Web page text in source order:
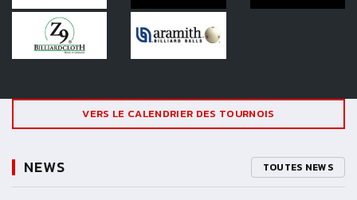
VERS LE CALENDRIER DES TOURNOIS
NEWS TOUTES NEWS